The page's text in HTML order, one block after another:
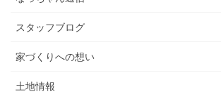
スタッフブログ
家づくりへの想い
土地情報